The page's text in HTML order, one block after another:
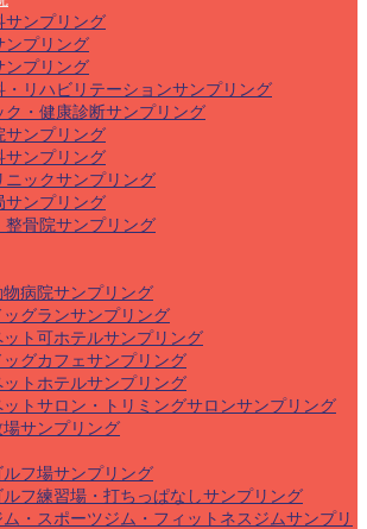
サンプリング
ンプリング
ンプリング
・リハビリテーションサンプリング
ク・健康診断サンプリング
サンプリング
サンプリング
ニックサンプリング
サンプリング
整骨院サンプリング
物病院サンプリング
ッグランサンプリング
ット可ホテルサンプリング
ッグカフェサンプリング
ットホテルサンプリング
ットサロン・トリミングサロンサンプリング
場サンプリング
ルフ場サンプリング
ルフ練習場・打ちっぱなしサンプリング
ム・スポーツジム・フィットネスジムサンプリ